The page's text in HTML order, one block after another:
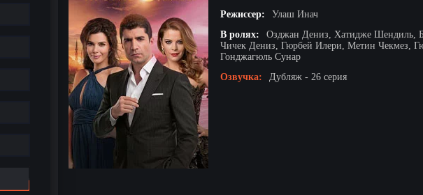
Режиссер:
Улаш Инач
В ролях:
Озджан Дениз, Хатидже Шендиль,
Чичек Дениз, Гюрбей Илери, Метин Чекмез,
Гонджагюль Сунар
Озвучка:
Дубляж - 26 серия